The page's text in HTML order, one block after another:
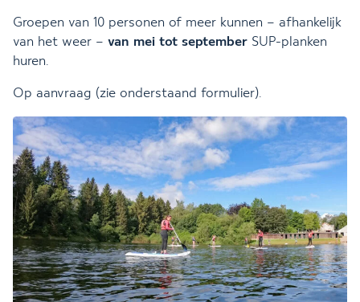
Groepen van 10 personen of meer kunnen – afhankelijk
van het weer – van mei tot september SUP-planken
huren.
Op aanvraag (zie onderstaand formulier).